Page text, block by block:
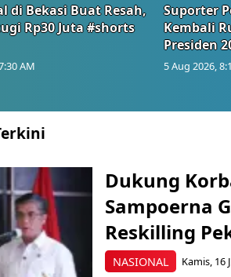
di Bekasi Buat Resah,
Rp30 Juta #shorts
AM
Suporter
Kembali
Presiden
5 Aug 2026,
NASIONAL
Dukung
Sampoerna
Reskilling
Kamis, 16